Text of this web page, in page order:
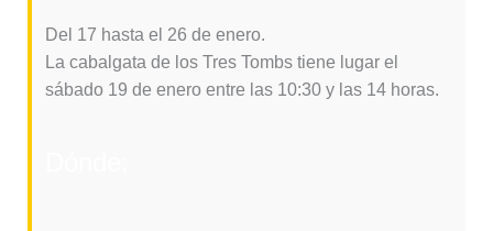
Del 17 hasta el 26 de enero.
La cabalgata de los Tres Tombs tiene lugar el
sábado 19 de enero entre las 10:30 y las 14 horas.